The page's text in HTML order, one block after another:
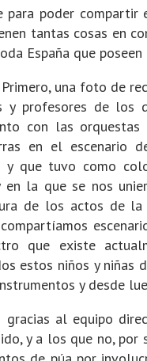
poder compartir
tantas cosas en
España que
una foto de
y profesores de los
con las
en el escenario
que tuvo como
y en la que se nos
de los actos de
que existe
estos niños y
y desde
gracias al equipo
y a los que no,